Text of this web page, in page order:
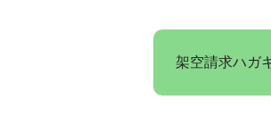
架空請求ハガ